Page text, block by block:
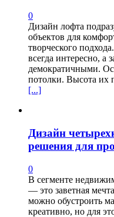
0
Дизайн лофта
объектов для
творческого
всегда интересно, а
демократичными.
потолки. Высота их
[...]
Дизайн
решения для
0
В сегменте
— это заветная
можно обустроить
креативно, но для